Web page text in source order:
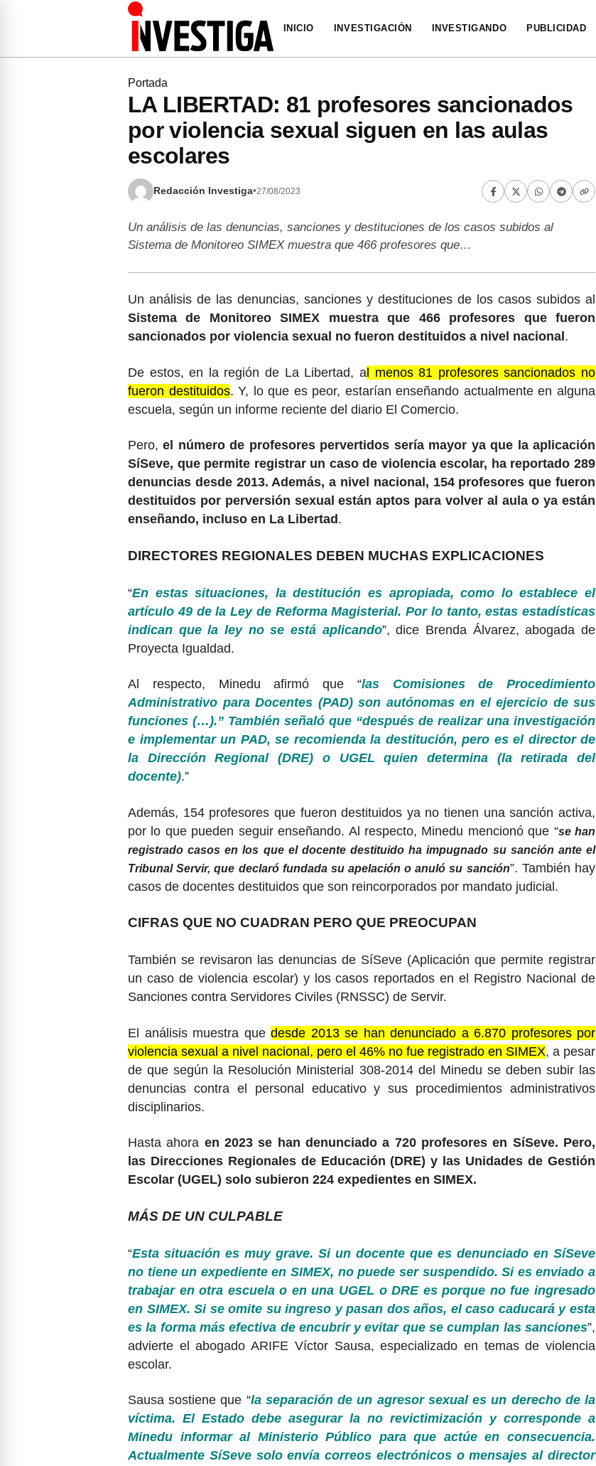
INICIO INVESTIGACIÓN INVESTIGANDO PUBLICIDAD
Portada
LA LIBERTAD: 81 profesores sancionados
por violencia sexual siguen en las aulas
escolares
Redacción Investiga•27/08/2023
Un análisis de las denuncias, sanciones y destituciones de los casos subidos al
Sistema de Monitoreo SIMEX muestra que 466 profesores que…
Un análisis de las denuncias, sanciones y destituciones de los casos subidos al
Sistema de Monitoreo SIMEX muestra que 466 profesores que fueron
sancionados por violencia sexual no fueron destituidos a nivel nacional .
De estos, en la región de La Libertad, al menos 81 profesores sancionados no
fueron destituidos. Y, lo que es peor, estarían enseñando actualmente en alguna
escuela, según un informe reciente del diario El Comercio.
Pero,el número de profesores pervertidos sería mayor ya que la aplicación
SíSeve, que permite registrar un caso de violencia escolar, ha reportado 289
denuncias desde 2013. Además, a nivel nacional, 154 profesores que fueron
destituidos por perversión sexual están aptos para volver al aula o ya están
enseñando, incluso en La Libertad .
DIRECTORES REGIONALES DEBEN MUCHAS EXPLICACIONES
“En estas situaciones, la destitución es apropiada, como lo establece el
artículo 49 de la Ley de Reforma Magisterial. Por lo tanto, estas estadísticas
indican que la ley no se está aplicando”, dice Brenda Álvarez, abogada de
Proyecta Igualdad.
Al respecto, Minedu afirmó que “las Comisiones de Procedimiento
Administrativo para Docentes (PAD) son autónomas en el ejercicio de sus
funciones (…).” También señaló que “después de realizar una investigación
e implementar un PAD, se recomienda la destitución, pero es el director de
la Dirección Regional (DRE) o UGEL quien determina (la retirada del
docente).”
Además, 154 profesores que fueron destituidos ya no tienen una sanción activa,
por lo que pueden seguir enseñando. Al respecto, Minedu mencionó que “se han
registrado casos en los que el docente destituido ha impugnado su sanción ante el
Tribunal Servir, que declaró fundada su apelación o anuló su sanción”. También hay
casos de docentes destituidos que son reincorporados por mandato judicial.
CIFRAS QUE NO CUADRAN PERO QUE PREOCUPAN
También se revisaron las denuncias de SíSeve (Aplicación que permite registrar
un caso de violencia escolar) y los casos reportados en el Registro Nacional de
Sanciones contra Servidores Civiles (RNSSC) de Servir.
El análisis muestra que desde 2013 se han denunciado a 6.870 profesores por
violencia sexual a nivel nacional, pero el 46% no fue registrado en SIMEX, a pesar
de que según la Resolución Ministerial 308-2014 del Minedu se deben subir las
denuncias contra el personal educativo y sus procedimientos administrativos
disciplinarios.
Hasta ahora en 2023 se han denunciado a 720 profesores en SíSeve. Pero,
las Direcciones Regionales de Educación (DRE) y las Unidades de Gestión
Escolar (UGEL) solo subieron 224 expedientes en SIMEX.
MÁS DE UN CULPABLE
“Esta situación es muy grave. Si un docente que es denunciado en SíSeve
no tiene un expediente en SIMEX, no puede ser suspendido. Si es enviado a
trabajar en otra escuela o en una UGEL o DRE es porque no fue ingresado
en SIMEX. Si se omite su ingreso y pasan dos años, el caso caducará y esta
es la forma más efectiva de encubrir y evitar que se cumplan las sanciones”,
advierte el abogado ARIFE Víctor Sausa, especializado en temas de violencia
escolar.
Sausa sostiene que “la separación de un agresor sexual es un derecho de la
víctima. El Estado debe asegurar la no revictimización y corresponde a
Minedu informar al Ministerio Público para que actúe en consecuencia.
Actualmente SíSeve solo envía correos electrónicos o mensajes al director